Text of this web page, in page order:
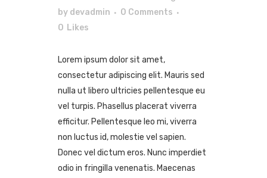
by devadmin
0 Comments
0 Likes
Lorem ipsum dolor sit amet,
consectetur adipiscing elit. Mauris sed
nulla ut libero ultricies pellentesque eu
vel turpis. Phasellus placerat viverra
efficitur. Pellentesque leo mi, viverra
non luctus id, molestie vel sapien.
Donec vel dictum eros. Nunc imperdiet
odio in fringilla venenatis. Maecenas